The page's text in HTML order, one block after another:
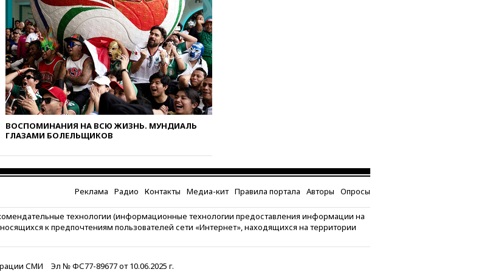
вчера, 22:45Литовец
протаранил погранпункт при
попытке попасть в Россию
вчера, 22:28Бессент
анонсировал скорое
соглашение о прекращении
огня США и Ирана
вчера, 22:15Три человека
получили ножевые ранения
при нападении в Чехии
выделить средства на новые
РЛС для Белгородской
области
вчера, 21:56The Atlantic: Маск
отказал Украине в
использовании Starlink для
атак вглубь РФ
вчера, 21:35После пожара на
уголовное дело
ВОСПОМИНАНИЯ НА ВСЮ ЖИЗНЬ. МУНДИАЛЬ
ГЛАЗАМИ БОЛЕЛЬЩИКОВ
Реклама Радио Контакты Медиа-кит Правила портала Авторы Опросы
технологии (информационные технологии предоставления информации на
к предпочтениям пользователей сети «Интернет», находящихся на территории
СМИ Эл № ФС77-89677 от 10.06.2025 г.